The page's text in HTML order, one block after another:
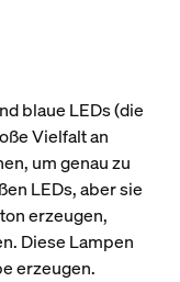
blaue LEDs (die
Vielfalt an
um genau zu
LEDs, aber sie
erzeugen,
Diese Lampen
erzeugen.